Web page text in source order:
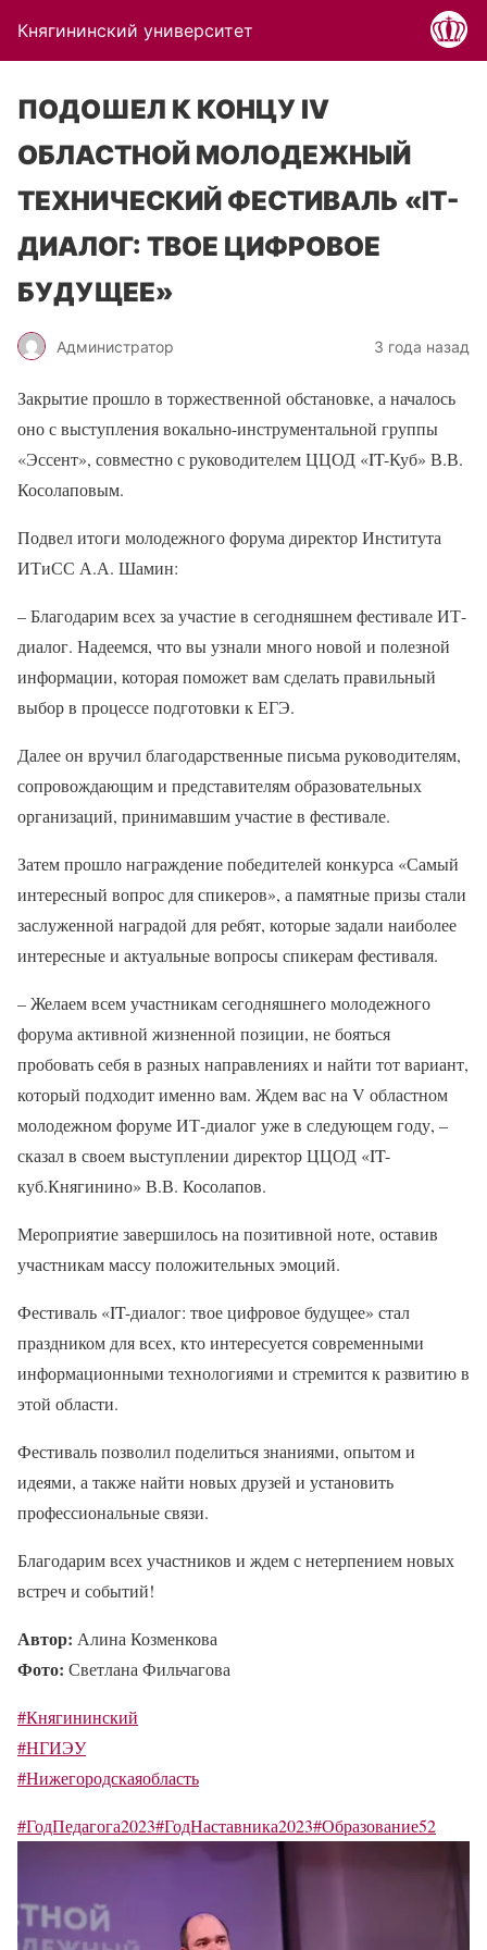
Княгининский университет
ПОДОШЕЛ К КОНЦУ IV
ОБЛАСТНОЙ МОЛОДЕЖНЫЙ
ТЕХНИЧЕСКИЙ ФЕСТИВАЛЬ «IT-
ДИАЛОГ: ТВОЕ ЦИФРОВОЕ
БУДУЩЕЕ»
Администратор 3 года назад
Закрытие прошло в торжественной обстановке, а началось
оно с выступления вокально-инструментальной группы
«Эссент», совместно с руководителем ЦЦОД «IT-Куб» В.В.
Косолаповым.
Подвел итоги молодежного форума директор Института
ИТиСС А.А. Шамин:
– Благодарим всех за участие в сегодняшнем фестивале ИТ-
диалог. Надеемся, что вы узнали много новой и полезной
информации, которая поможет вам сделать правильный
выбор в процессе подготовки к ЕГЭ.
Далее он вручил благодарственные письма руководителям,
сопровождающим и представителям образовательных
организаций, принимавшим участие в фестивале.
Затем прошло награждение победителей конкурса «Самый
интересный вопрос для спикеров», а памятные призы стали
заслуженной наградой для ребят, которые задали наиболее
интересные и актуальные вопросы спикерам фестиваля.
– Желаем всем участникам сегодняшнего молодежного
форума активной жизненной позиции, не бояться
пробовать себя в разных направлениях и найти тот вариант,
который подходит именно вам. Ждем вас на V областном
молодежном форуме ИТ-диалог уже в следующем году, –
сказал в своем выступлении директор ЦЦОД «IT-
куб.Княгинино» В.В. Косолапов.
Мероприятие завершилось на позитивной ноте, оставив
участникам массу положительных эмоций.
Фестиваль «IT-диалог: твое цифровое будущее» стал
праздником для всех, кто интересуется современными
информационными технологиями и стремится к развитию в
этой области.
Фестиваль позволил поделиться знаниями, опытом и
идеями, а также найти новых друзей и установить
профессиональные связи.
Благодарим всех участников и ждем с нетерпением новых
встреч и событий!
Автор: Алина Козменкова
Фото: Светлана Фильчагова
#Княгининский
#НГИЭУ
#Нижегородскаяобласть
#ГодПедагога2023#ГодНаставника2023#Образование52